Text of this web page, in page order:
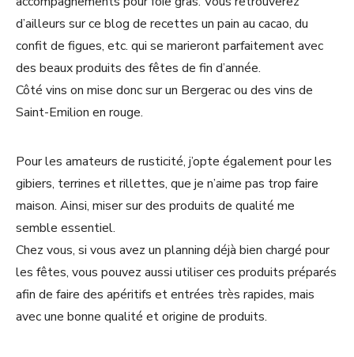
d’ailleurs sur ce blog de recettes un pain au cacao, du
confit de figues, etc. qui se marieront parfaitement avec
des beaux produits des fêtes de fin d’année.
Côté vins on mise donc sur un Bergerac ou des vins de
Saint-Emilion en rouge.
Pour les amateurs de rusticité, j’opte également pour les
gibiers, terrines et rillettes, que je n’aime pas trop faire
maison. Ainsi, miser sur des produits de qualité me
semble essentiel.
Chez vous, si vous avez un planning déjà bien chargé pour
les fêtes, vous pouvez aussi utiliser ces produits préparés
afin de faire des apéritifs et entrées très rapides, mais
avec une bonne qualité et origine de produits.